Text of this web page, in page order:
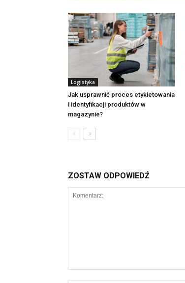
Logistyka
Jak usprawnić proces etykietowania
i identyfikacji produktów w
magazynie?
ZOSTAW ODPOWIEDŹ